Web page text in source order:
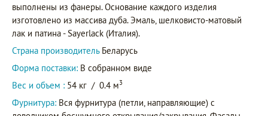
выполнены из фанеры. Основание каждого изделия
изготовлено из массива дуба. Эмаль, шелковисто-матовый
лак и патина - Sayerlack (Италия).
Страна производитель Беларусь
Форма поставки: В собранном виде
Вес и объем : 54 кг / 0.4 м3
Фурнитура: Вся фурнитура (петли, направляющие) с